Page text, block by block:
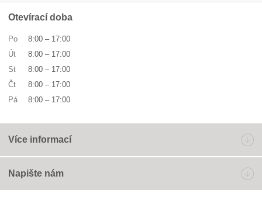
Otevírací doba
Po 8:00 – 17:00
Út
8:00 – 17:00
St
8:00 – 17:00
Čt
8:00 – 17:00
Pá
8:00 – 17:00
Více informací
Napište nám